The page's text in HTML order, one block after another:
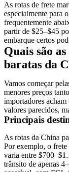
As rotas de frete
especialmente para
frequentemente
partir de $25–$45
embarque certos
Quais são
baratas da
Vamos começar
menores preços
importadores acham
valores parecidos,
Principais
As rotas da China
Por exemplo, o
varia entre
trânsito de apenas